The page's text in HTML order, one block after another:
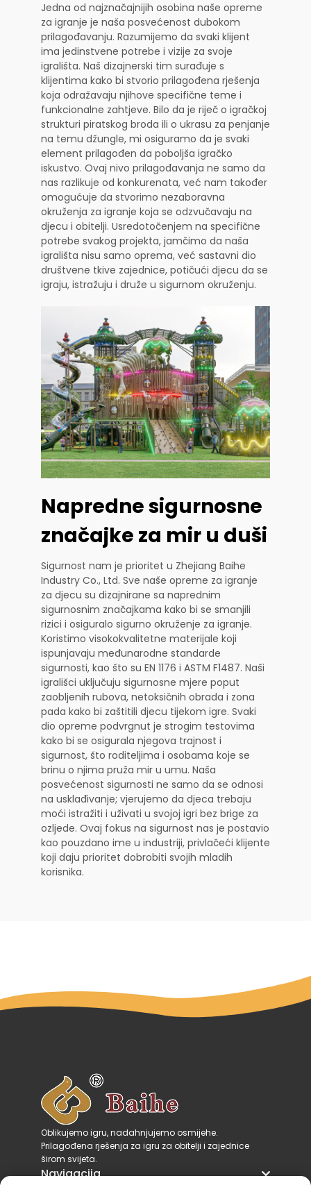
Jedna od najznačajnijih osobina naše opreme
za igranje je naša posvećenost dubokom
prilagođavanju. Razumijemo da svaki klijent
ima jedinstvene potrebe i vizije za svoje
igrališta. Naš dizajnerski tim surađuje s
klijentima kako bi stvorio prilagođena rješenja
koja odražavaju njihove specifične teme i
funkcionalne zahtjeve. Bilo da je riječ o igračkoj
strukturi piratskog broda ili o ukrasu za penjanje
na temu džungle, mi osiguramo da je svaki
element prilagođen da poboljša igračko
iskustvo. Ovaj nivo prilagođavanja ne samo da
nas razlikuje od konkurenata, već nam također
omogućuje da stvorimo nezaboravna
okruženja za igranje koja se odzvučavaju na
djecu i obitelji. Usredotočenjem na specifične
potrebe svakog projekta, jamčimo da naša
igrališta nisu samo oprema, već sastavni dio
društvene tkive zajednice, potičući djecu da se
igraju, istražuju i druže u sigurnom okruženju.
Napredne sigurnosne
značajke za mir u duši
Sigurnost nam je prioritet u Zhejiang Baihe
Industry Co., Ltd. Sve naše opreme za igranje
za djecu su dizajnirane sa naprednim
sigurnosnim značajkama kako bi se smanjili
rizici i osiguralo sigurno okruženje za igranje.
Koristimo visokokvalitetne materijale koji
ispunjavaju međunarodne standarde
sigurnosti, kao što su EN 1176 i ASTM F1487. Naši
igrališci uključuju sigurnosne mjere poput
zaobljenih rubova, netoksičnih obrada i zona
pada kako bi zaštitili djecu tijekom igre. Svaki
dio opreme podvrgnut je strogim testovima
kako bi se osigurala njegova trajnost i
sigurnost, što roditeljima i osobama koje se
brinu o njima pruža mir u umu. Naša
posvećenost sigurnosti ne samo da se odnosi
na usklađivanje; vjerujemo da djeca trebaju
moći istražiti i uživati u svojoj igri bez brige za
ozljede. Ovaj fokus na sigurnost nas je postavio
kao pouzdano ime u industriji, privlačeći klijente
koji daju prioritet dobrobiti svojih mladih
korisnika.
Oblikujemo igru, nadahnjujemo osmijehe.
Prilagođena rješenja za igru za obitelji i zajednice
širom svijeta.
Navigacija